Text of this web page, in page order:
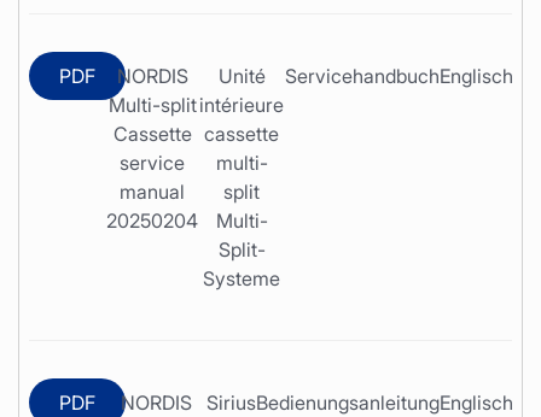
PDF
NORDIS
Multi-split
Cassette
service
manual
20250204
Unité
intérieure
cassette
multi-
split
Multi-
Split-
Systeme
ServicehandbuchEnglisch
PDF
NORDIS
SiriusBedienungsanleitungEnglisch